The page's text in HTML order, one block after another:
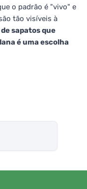
o padrão é "vivo" e
tão visíveis à
sapatos que
é uma escolha